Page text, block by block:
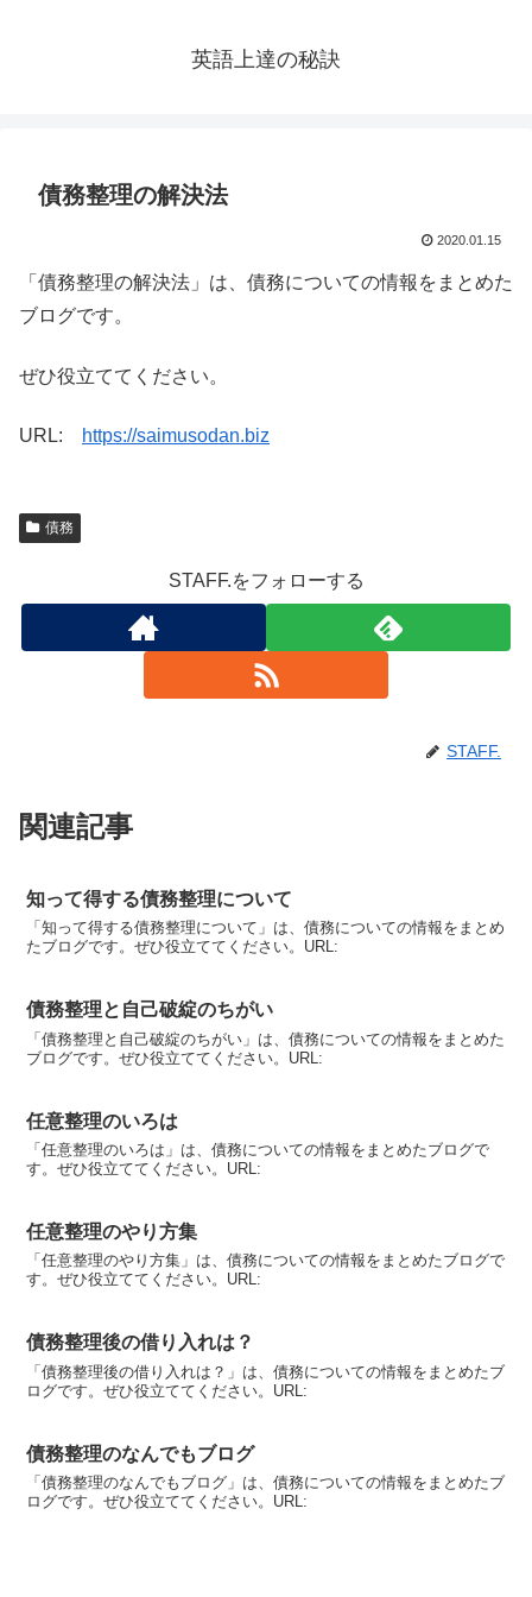
英語上達の秘訣
債務整理の解決法
2020.01.15
「債務整理の解決法」は、債務についての情報をまとめた
ブログです。
ぜひ役立ててください。
URL: https://saimusodan.biz
債務
STAFF.をフォローする
STAFF.
関連記事
知って得する債務整理について
「知って得する債務整理について」は、債務についての情報をまとめ
たブログです。ぜひ役立ててください。URL:
債務整理と自己破綻のちがい
「債務整理と自己破綻のちがい」は、債務についての情報をまとめた
ブログです。ぜひ役立ててください。URL:
任意整理のいろは
「任意整理のいろは」は、債務についての情報をまとめたブログで
す。ぜひ役立ててください。URL:
任意整理のやり方集
「任意整理のやり方集」は、債務についての情報をまとめたブログで
す。ぜひ役立ててください。URL:
債務整理後の借り入れは？
「債務整理後の借り入れは？」は、債務についての情報をまとめたブ
ログです。ぜひ役立ててください。URL:
債務整理のなんでもブログ
「債務整理のなんでもブログ」は、債務についての情報をまとめたブ
ログです。ぜひ役立ててください。URL: